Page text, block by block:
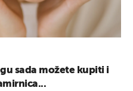
sada možete kupiti i